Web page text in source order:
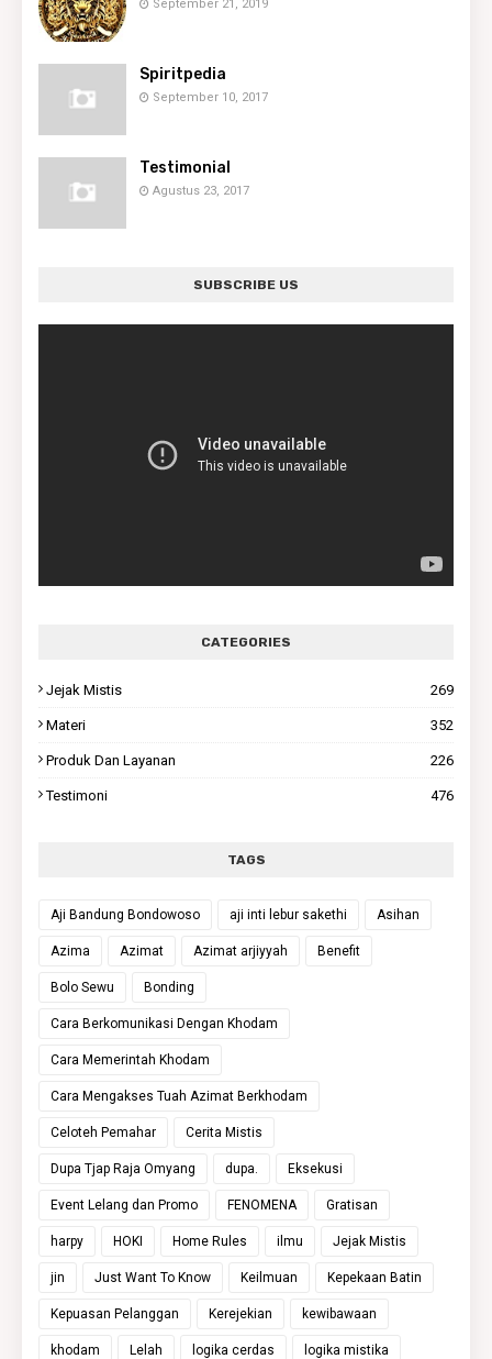
September 21, 2019
Spiritpedia
September 10, 2017
Testimonial
Agustus 23, 2017
SUBSCRIBE US
CATEGORIES
Jejak Mistis 269
Materi 352
Produk Dan Layanan 226
Testimoni 476
TAGS
Aji Bandung Bondowoso aji inti lebur sakethi Asihan
Azima Azimat Azimat arjiyyah Benefit
Bolo Sewu Bonding
Cara Berkomunikasi Dengan Khodam
Cara Memerintah Khodam
Cara Mengakses Tuah Azimat Berkhodam
Celoteh Pemahar Cerita Mistis
Dupa Tjap Raja Omyang dupa. Eksekusi
Event Lelang dan Promo FENOMENA Gratisan
harpy HOKI Home Rules ilmu Jejak Mistis
jin Just Want To Know Keilmuan Kepekaan Batin
Kepuasan Pelanggan Kerejekian kewibawaan
khodam Lelah logika cerdas logika mistika